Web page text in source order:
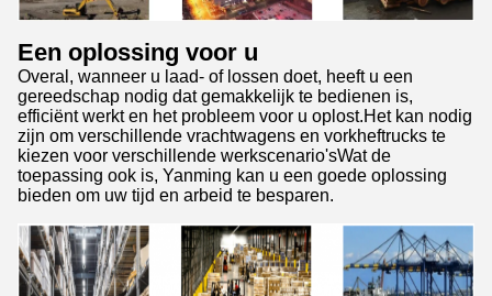
Een oplossing voor u
Overal, wanneer u laad- of lossen doet, heeft u een
gereedschap nodig dat gemakkelijk te bedienen is,
efficiënt werkt en het probleem voor u oplost.Het kan nodig
zijn om verschillende vrachtwagens en vorkheftrucks te
kiezen voor verschillende werkscenario'sWat de
toepassing ook is, Yanming kan u een goede oplossing
bieden om uw tijd en arbeid te besparen.